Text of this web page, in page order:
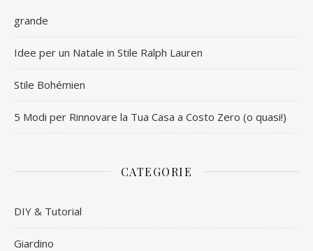
grande
Idee per un Natale in Stile Ralph Lauren
Stile Bohémien
5 Modi per Rinnovare la Tua Casa a Costo Zero (o quasi!)
CATEGORIE
DIY & Tutorial
Giardino